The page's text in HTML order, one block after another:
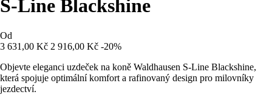
S-Line Blackshine
Od
3 631,00 Kč 2 916,00 Kč -20%
Objevte eleganci uzdeček na koně Waldhausen S-Line Blackshine,
která spojuje optimální komfort a rafinovaný design pro milovníky
jezdectví.